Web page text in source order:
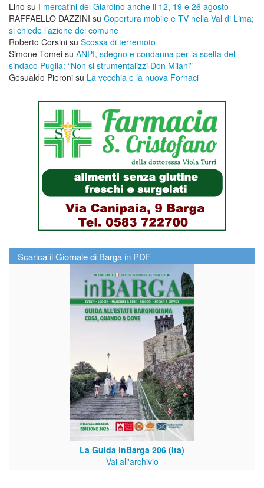
Lino su I mercatini del Giardino anche il 12, 19 e 26 agosto
RAFFAELLO DAZZINI su ​Copertura mobile e TV nella Val di Lima;
si chiede l’azione del comune
Roberto Corsini su Scossa di terremoto
Simone Tomei su ANPI, sdegno e condanna per la scelta del
sindaco Puglia: “Non si strumentalizzi Don Milani”
Gesualdo Pieroni su La vecchia e la nuova Fornaci
Scarica il Giornale di Barga in PDF
La Guida inBarga 206 (Ita)
Vai all'archivio